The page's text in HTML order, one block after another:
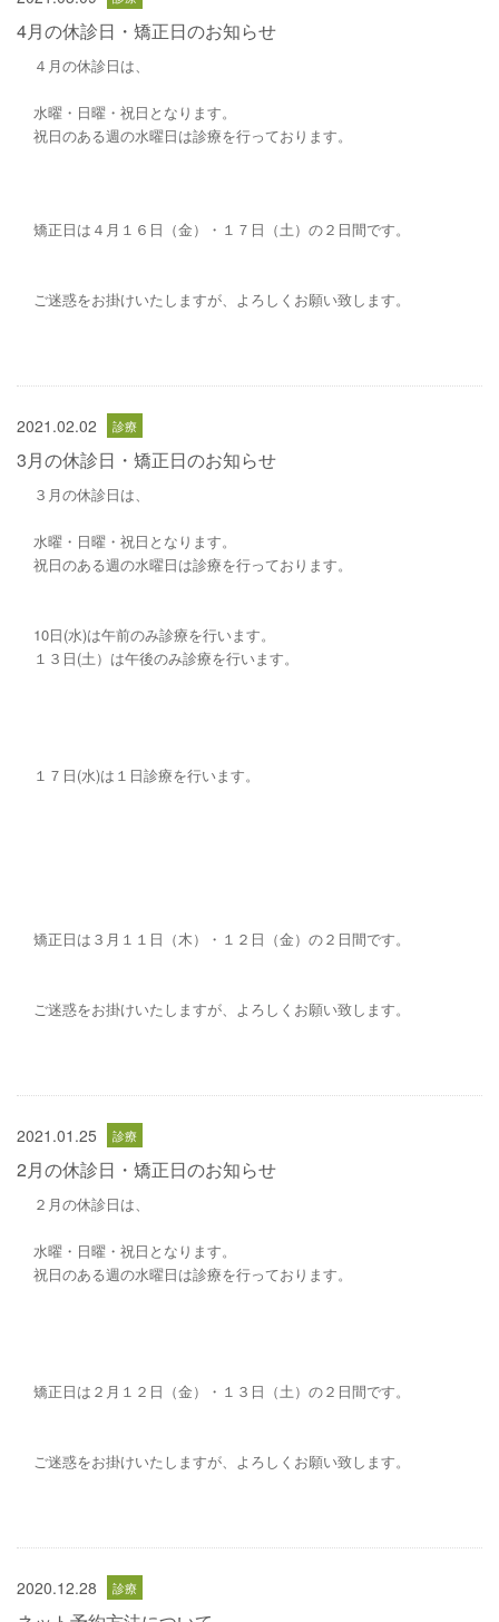
4月の休診日・矯正日のお知らせ
４月の休診日は、
水曜・日曜・祝日となります。
祝日のある週の水曜日は診療を行っております。
矯正日は４月１６日（金）・１７日（土）の２日間です。
ご迷惑をお掛けいたしますが、よろしくお願い致します。
2021.02.02
3月の休診日・矯正日のお知らせ
３月の休診日は、
水曜・日曜・祝日となります。
祝日のある週の水曜日は診療を行っております。
10日(水)は午前のみ診療を行います。
１３日(土）は午後のみ診療を行います。
１７日(水)は１日診療を行います。
矯正日は３月１１日（木）・１２日（金）の２日間です。
ご迷惑をお掛けいたしますが、よろしくお願い致します。
2021.01.25
2月の休診日・矯正日のお知らせ
２月の休診日は、
水曜・日曜・祝日となります。
祝日のある週の水曜日は診療を行っております。
矯正日は２月１２日（金）・１３日（土）の２日間です。
ご迷惑をお掛けいたしますが、よろしくお願い致します。
2020.12.28